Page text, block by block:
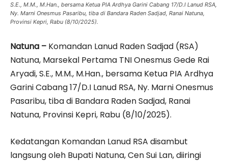
S.E., M.M., M.Han., bersama Ketua PIA Ardhya Garini Cabang 17/D.I Lanud RSA,
Ny. Marni Onesmus Pasaribu, tiba di Bandara Raden Sadjad, Ranai Natuna,
Provinsi Kepri, Rabu (8/10/2025).
Natuna – Komandan Lanud Raden Sadjad (RSA)
Natuna, Marsekal Pertama TNI Onesmus Gede Rai
Aryadi, S.E., M.M., M.Han., bersama Ketua PIA Ardhya
Garini Cabang 17/D.I Lanud RSA, Ny. Marni Onesmus
Pasaribu, tiba di Bandara Raden Sadjad, Ranai
Natuna, Provinsi Kepri, Rabu (8/10/2025).
Kedatangan Komandan Lanud RSA disambut
langsung oleh Bupati Natuna, Cen Sui Lan, diiringi